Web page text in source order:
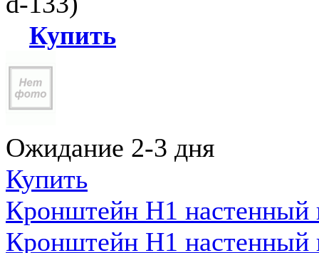
Купить
Ожидание 2-3 дня
Купить
Кронштейн Н1
Кронштейн Н1